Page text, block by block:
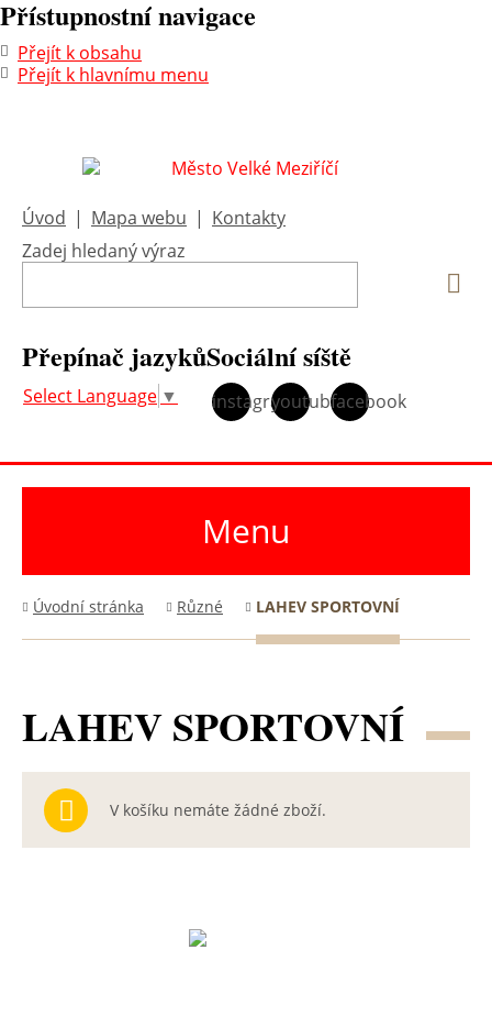
Přístupnostní navigace
Přejít k obsahu
Přejít k hlavnímu menu
Úvod | Mapa webu | Kontakty
Zadej hledaný výraz
Přepínač jazyků
Select Language ▼
Sociální síště
instagramyoutubefacebook
Menu
Úvodní stránka Různé LAHEV SPORTOVNÍ
LAHEV SPORTOVNÍ
V košíku nemáte žádné zboží.